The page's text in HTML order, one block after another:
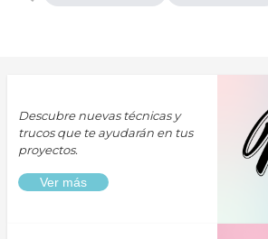
Descubre nuevas técnicas y
trucos que te ayudarán en tus
proyectos.
Ver más